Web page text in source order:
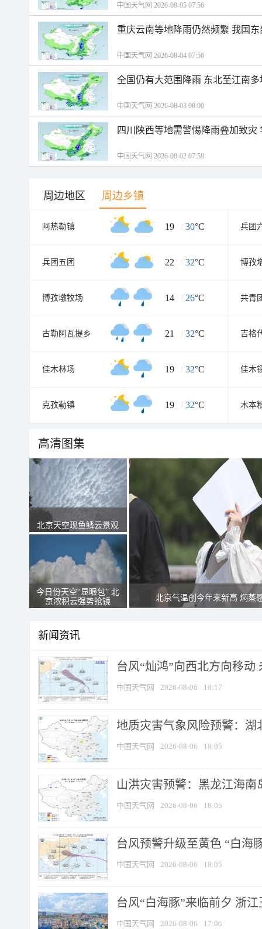
中国天气网 2026-08-05 07:56
重庆云南等地降雨仍然频繁 我国
中国天气网 2026-08-04 07:56
全国仍有大范围降雨 东北至江南
中国天气网 2026-08-03 08:00
四川陕西等地需警惕降雨叠加致
中国天气网 2026-08-02 07:58
周边地区 周边乡镇
阿热勒镇 19 / 30°C 兵团
兵团五团 22 / 32°C
博孜墩牧场 14 / 26°C 共青
古勒阿瓦提乡 21 / 32°C 吉格
佳木林场 19 / 32°C 佳木
克孜勒镇 19 / 32°C 木本
高清图集
北京天空现鱼鳞云景观
今日份天空“显眼包” 北
京浓积云强势抢镜
北京气温创今年来新高 焖蒸
新闻资讯
台风“灿鸿”向西北方向移动
中国天气网 2026-08-06 18:17
地质灾害气象风险预警：湖
中国天气网 2026-08-06 18:05
山洪灾害预警：黑龙江海
中国天气网 2026-08-06 18:05
台风预警升级至黄色 “白海
中国天气网 2026-08-06 18:05
台风“白海豚”来临前夕 浙
中国天气网 2026-08-06 17:06